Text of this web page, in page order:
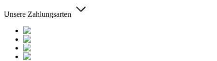
Unsere Zahlungsarten